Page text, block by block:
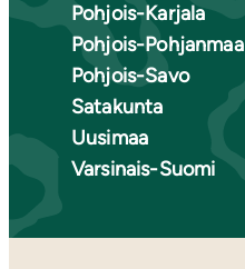
Pohjois-Karjala
Pohjois-Pohjanmaa
Pohjois-Savo
Satakunta
Uusimaa
Varsinais-Suomi